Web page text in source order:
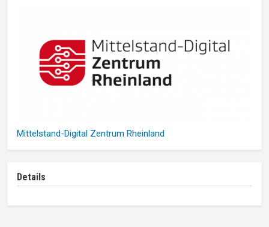
Mittelstand-Digital Zentrum Rheinland
Details